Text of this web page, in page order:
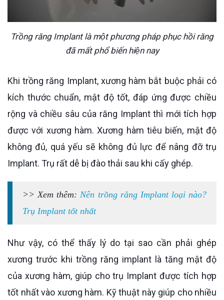
Trồng răng Implant là một phương pháp phục hồi răng
đã mất phổ biến hiện nay
Khi trồng răng Implant, xương hàm bắt buộc phải có
kích thước chuẩn, mật độ tốt, đáp ứng được chiều
rộng và chiều sâu của răng Implant thì mới tích hợp
được với xương hàm. Xương hàm tiêu biến, mật độ
không đủ, quá yếu sẽ không đủ lực để nâng đỡ trụ
Implant. Trụ rất dễ bị đào thải sau khi cấy ghép.
>> Xem thêm: Nên trồng răng Implant loại nào?
Trụ Implant tốt nhất
Như vậy, có thể thấy lý do tại sao cần phải ghép
xương trước khi trồng răng implant là tăng mật độ
của xương hàm, giúp cho trụ Implant được tích hợp
tốt nhất vào xương hàm. Kỹ thuật này giúp cho nhiều